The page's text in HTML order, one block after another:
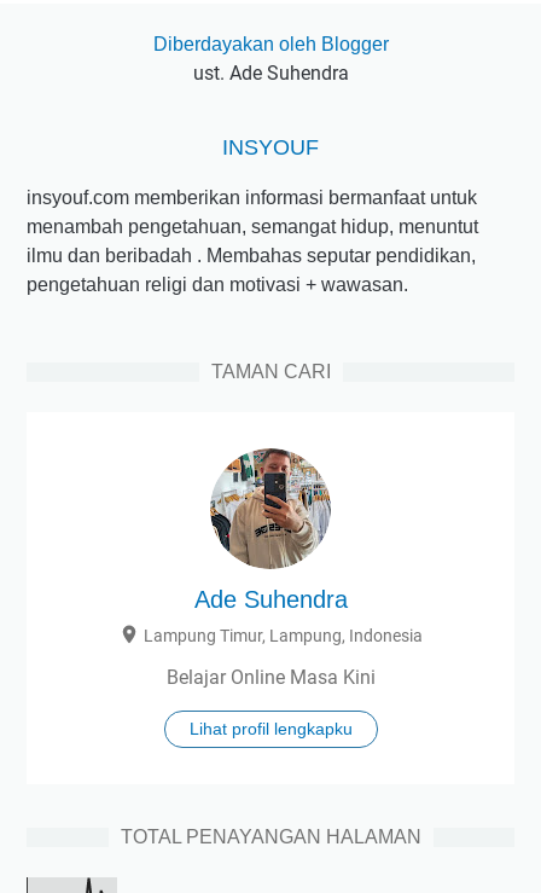
Diberdayakan oleh Blogger
ust. Ade Suhendra
INSYOUF
insyouf.com memberikan informasi bermanfaat untuk
menambah pengetahuan, semangat hidup, menuntut
ilmu dan beribadah . Membahas seputar pendidikan,
pengetahuan religi dan motivasi + wawasan.
TAMAN CARI
Ade Suhendra
Lampung Timur, Lampung, Indonesia
Belajar Online Masa Kini
Lihat profil lengkapku
TOTAL PENAYANGAN HALAMAN